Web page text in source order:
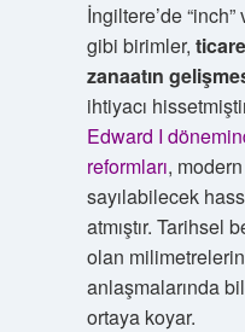
İngiltere’de “inch”
gibi birimler,
zanaatın
ihtiyacı
Edward I
reformları,
sayılabilecek
atmıştır. Tarihsel
olan
anlaşmalarında
ortaya koyar.